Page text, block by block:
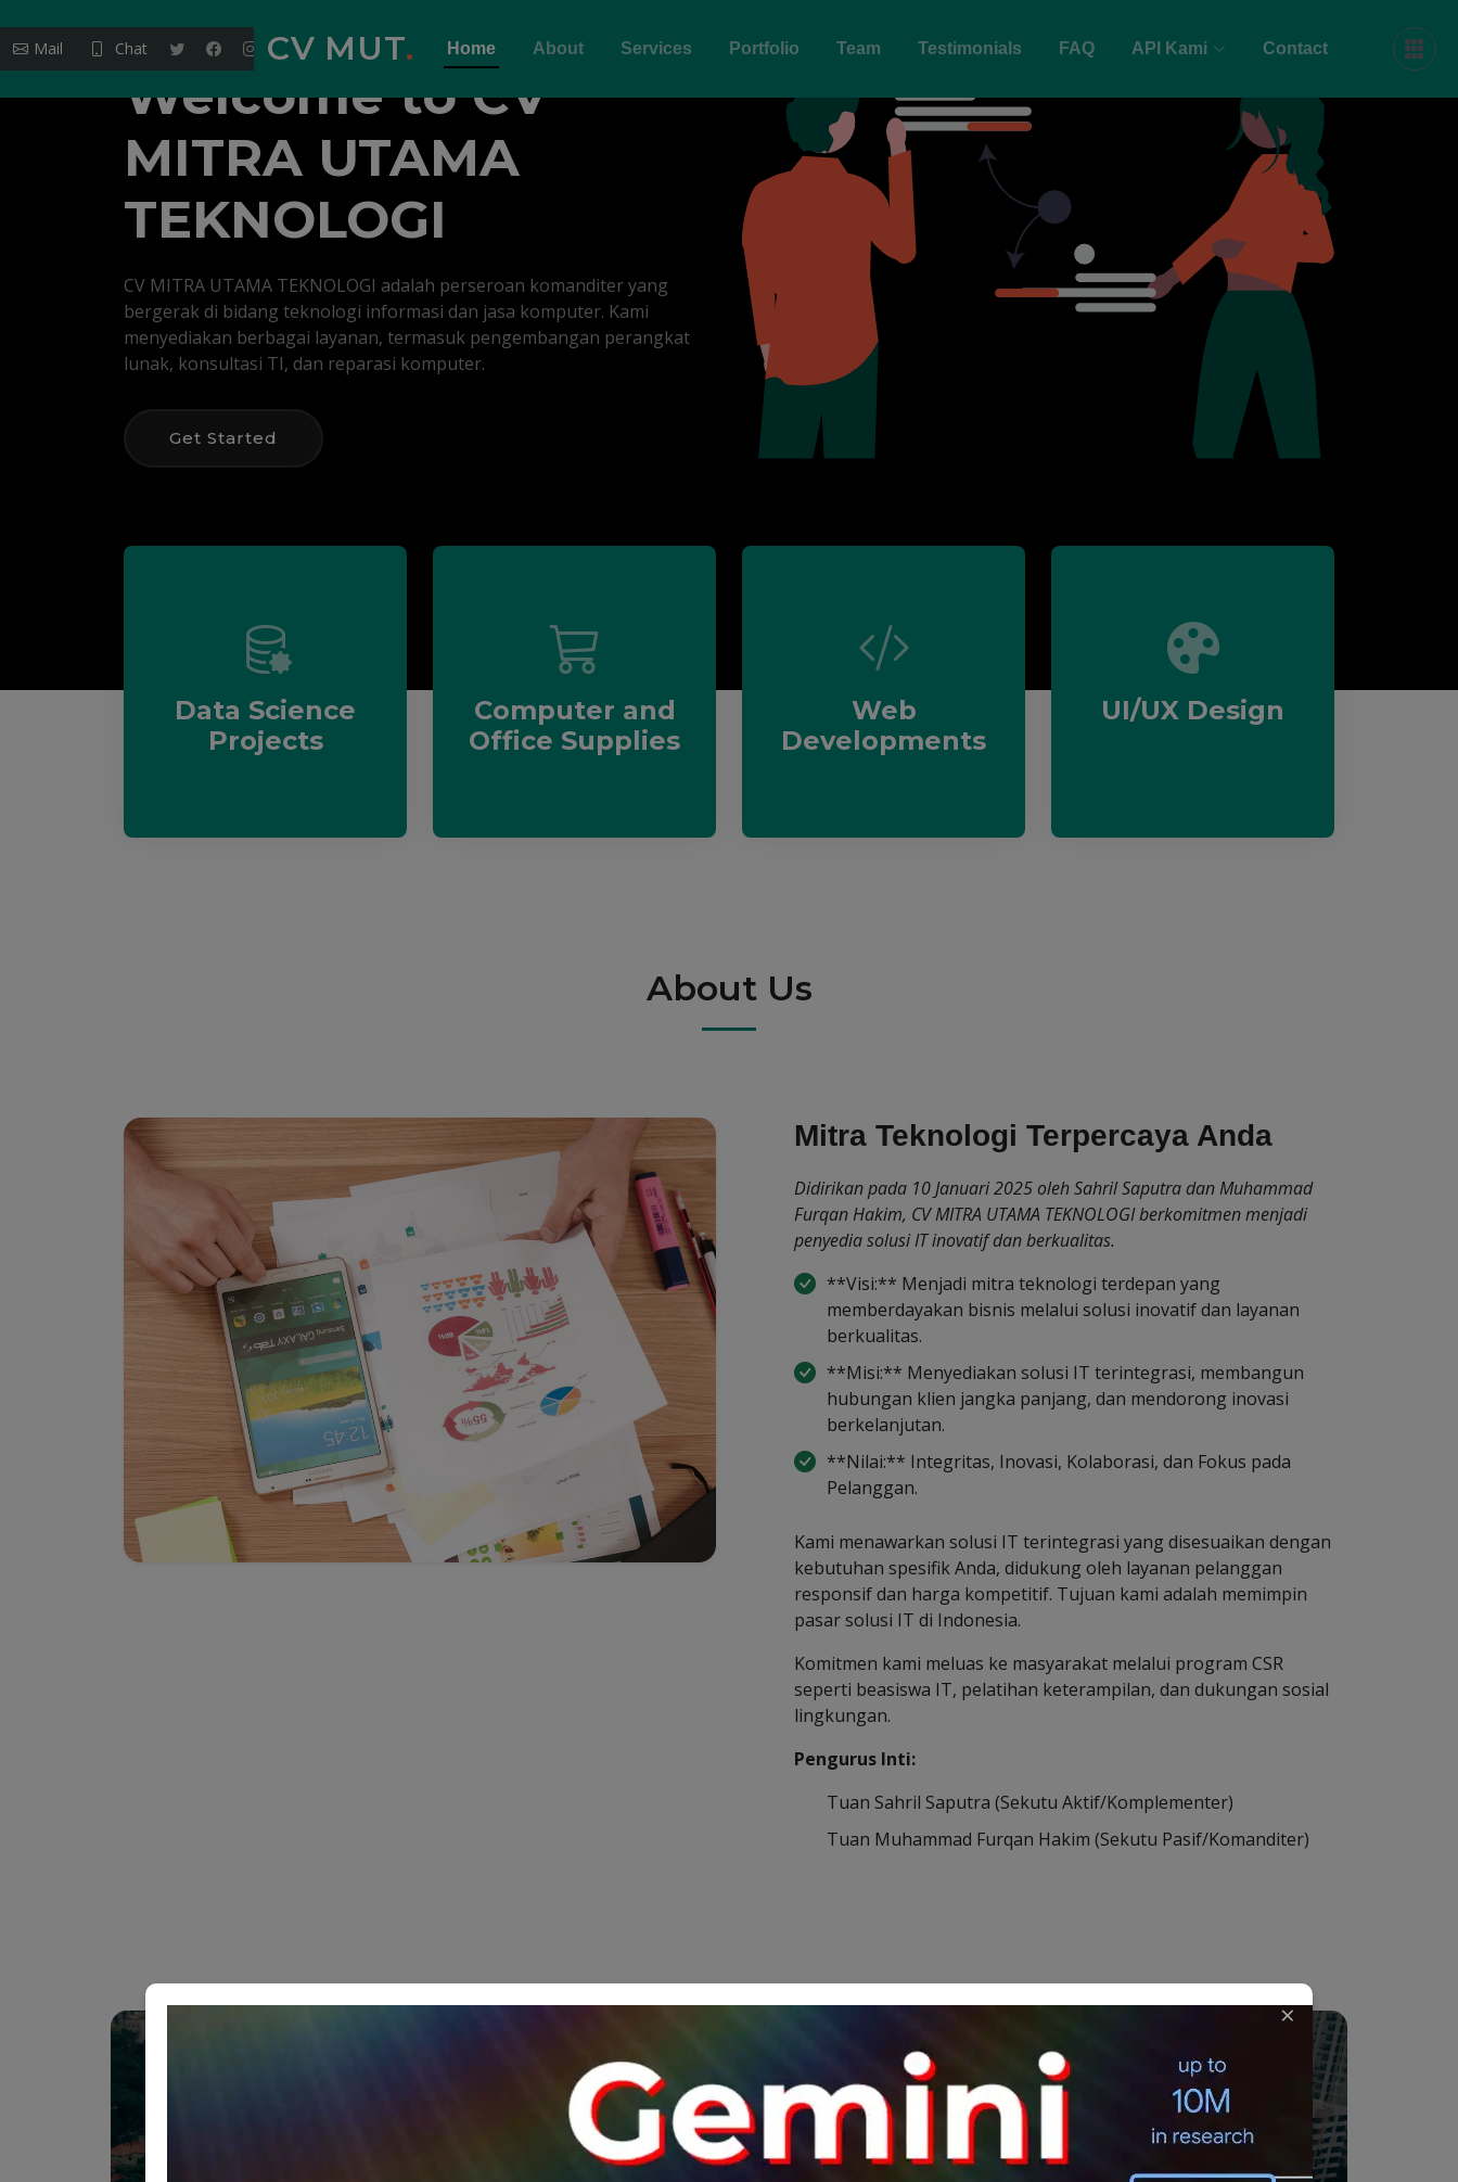
Mail Chat CV MUT. Home About Services Portfolio Team Testimonials FAQ API Kami Contact
×
Welcome toCV
MITRA UTAMA
TEKNOLOGI
CV MITRA UTAMA TEKNOLOGI adalah perseroan komanditer yang
bergerak di bidang teknologi informasi dan jasa komputer. Kami
menyediakan berbagai layanan, termasuk pengembangan perangkat
lunak, konsultasi TI, dan reparasi komputer.
Get Started
Data Science
Projects
Computer and
Office Supplies
Web
Developments
UI/UX Design
About Us
Mitra Teknologi Terpercaya Anda
Didirikan pada 10 Januari 2025 oleh Sahril Saputra dan Muhammad
Furqan Hakim, CV MITRA UTAMA TEKNOLOGI berkomitmen menjadi
penyedia solusi IT inovatif dan berkualitas.
**Visi:** Menjadi mitra teknologi terdepan yang
memberdayakan bisnis melalui solusi inovatif dan layanan
berkualitas.
**Misi:** Menyediakan solusi IT terintegrasi, membangun
hubungan klien jangka panjang, dan mendorong inovasi
berkelanjutan.
**Nilai:** Integritas, Inovasi, Kolaborasi, dan Fokus pada
Pelanggan.
Kami menawarkan solusi IT terintegrasi yang disesuaikan dengan
kebutuhan spesifik Anda, didukung oleh layanan pelanggan
responsif dan harga kompetitif. Tujuan kami adalah memimpin
pasar solusi IT di Indonesia.
Komitmen kami meluas ke masyarakat melalui program CSR
seperti beasiswa IT, pelatihan keterampilan, dan dukungan sosial
lingkungan.
Pengurus Inti:
Tuan Sahril Saputra (Sekutu Aktif/Komplementer)
Tuan Muhammad Furqan Hakim (Sekutu Pasif/Komanditer)
Siap Bertransformasi Digital?